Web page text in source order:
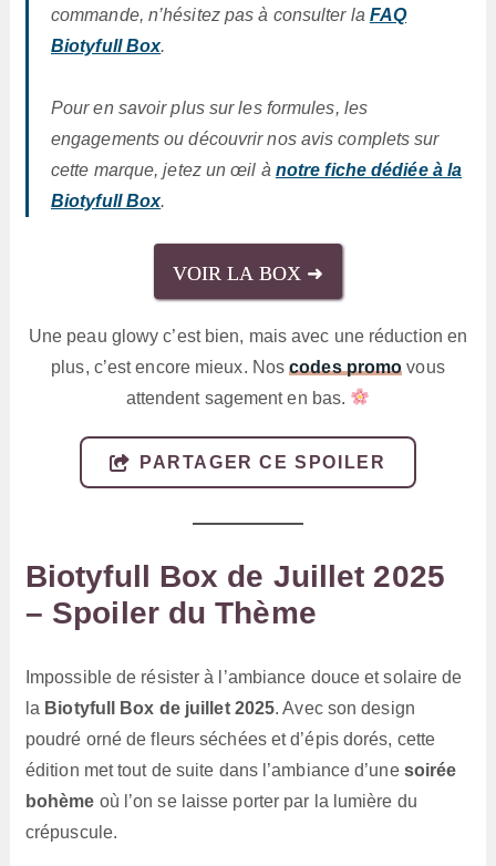
commande, n’hésitez pas à consulter la FAQ
Biotyfull Box.
Pour en savoir plus sur les formules, les
engagements ou découvrir nos avis complets sur
cette marque, jetez un œil à notre fiche dédiée à la
Biotyfull Box.
VOIR LA BOX ➜
Une peau glowy c’est bien, mais avec une réduction en
plus, c’est encore mieux. Noscodes promo vous
attendent sagement en bas.
PARTAGER CE SPOILER
Biotyfull Box de Juillet 2025
– Spoiler du Thème
Impossible de résister à l’ambiance douce et solaire de
la Biotyfull Box de juillet 2025. Avec son design
poudré orné de fleurs séchées et d’épis dorés, cette
édition met tout de suite dans l’ambiance d’une soirée
bohème où l’on se laisse porter par la lumière du
crépuscule.